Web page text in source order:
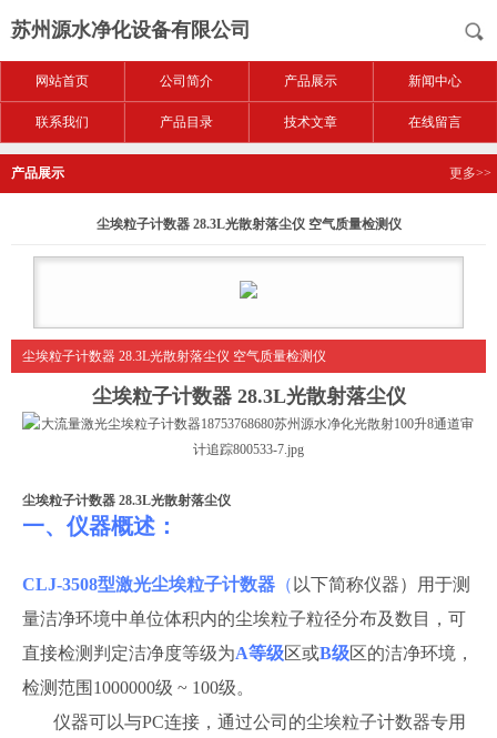
苏州源水净化设备有限公司
网站首页 公司简介 产品展示 新闻中心
联系我们 产品目录 技术文章 在线留言
产品展示 更多>>
尘埃粒子计数器 28.3L光散射落尘仪 空气质量检测仪
尘埃粒子计数器 28.3L光散射落尘仪 空气质量检测仪
尘埃粒子计数器 28.3L光散射落尘仪
尘埃粒子计数器 28.3L光散射落尘仪
一、仪器概述：
CLJ-3508型激光尘埃粒子计数器 （ 以下简称仪器）用于测
量洁净环境中单位体积内的尘埃粒子粒径分布及数目，可
直接检测 判定洁净度等级为A等级区或B级区的洁净环境 ，
检测范围 1000000级 ~ 100级。
仪器可以与PC连接，通过公司的尘埃粒子计数器专用